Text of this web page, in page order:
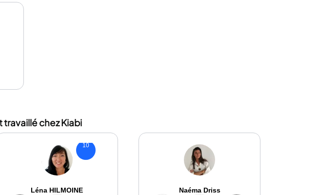
chez Kiabi
10
Léna HILMOINE Naéma Driss